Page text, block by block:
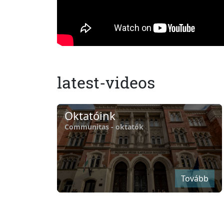
latest-videos
Oktatóink
Communitas - oktatók
Tovább